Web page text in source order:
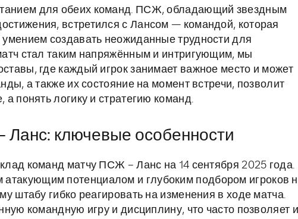
для обеих команд. ПСЖ, обладающий звездным
встретился с Лансом — командой, которая
создавать неожиданные трудности для
стал таким напряжённым и интригующим, мы
где каждый игрок занимает важное место и может
а также их состояние на момент встречи, позволит
понять логику и стратегию команд.
ключевые особенности
команд матчу ПСЖ – Ланс на 14 сентября 2025 года.
потенциалом и глубоким подбором игроков
штабу гибко реагировать на изменения в ходе матча.
командную игру и дисциплину, что часто позволяет